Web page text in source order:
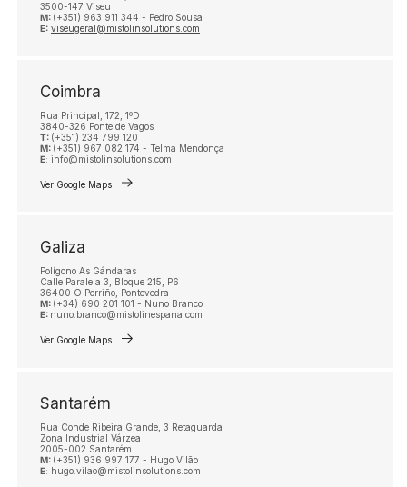
3500-147 Viseu
M: (+351) 963 911 344 - Pedro Sousa
E: viseugeral@mistolinsolutions.com
Coimbra
Rua Principal, 172, 1ºD
3840-326 Ponte de Vagos
T: (+351) 234 799 120
M: (+351) 967 082 174 - Telma Mendonça
E: info@mistolinsolutions.com
Ver Google Maps
Galiza
Polígono As Gándaras
Calle Paralela 3, Bloque 215, P6
36400 O Porriño, Pontevedra
M: (+34) 690 201 101 - Nuno Branco
E: nuno.branco@mistolinespana.com
Ver Google Maps
Santarém
Rua Conde Ribeira Grande, 3 Retaguarda
Zona Industrial Várzea
2005-002 Santarém
M: (+351) 936 997 177 - Hugo Vilão
E: hugo.vilao@mistolinsolutions.com